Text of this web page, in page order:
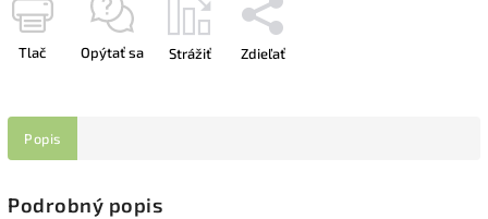
Tlač Opýtať sa Strážiť Zdieľať
Popis
Podrobný popis